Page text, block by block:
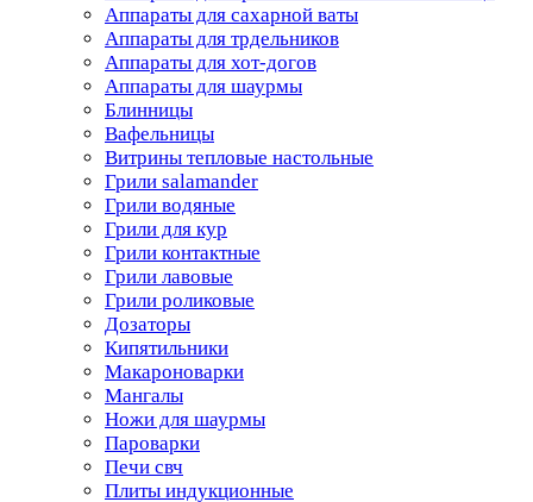
Аппараты для сахарной ваты
Аппараты для трдельников
Аппараты для хот-догов
Аппараты для шаурмы
Блинницы
Вафельницы
Витрины тепловые настольные
Грили salamander
Грили водяные
Грили для кур
Грили контактные
Грили лавовые
Грили роликовые
Дозаторы
Кипятильники
Макароноварки
Мангалы
Ножи для шаурмы
Пароварки
Печи свч
Плиты индукционные